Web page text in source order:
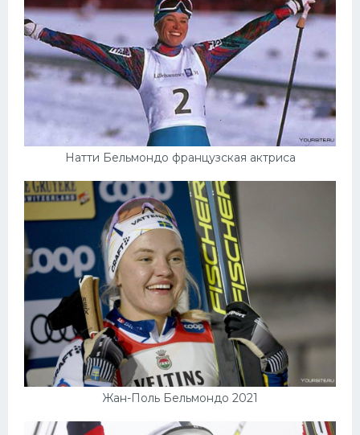
Натти Бельмондо французская актриса
Жан-Поль Бельмондо 2021